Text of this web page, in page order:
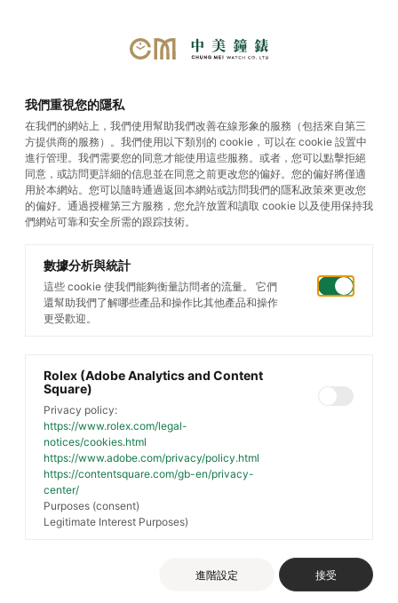
我們重視您的隱私
在我們的網站上，我們使用幫助我們改善在線形象的服務（包括來自第三
方提供商的服務）。我們使用以下類別的 cookie，可以在 cookie 設置中
進行管理。我們需要您的同意才能使用這些服務。或者，您可以點擊拒絕
同意，或訪問更詳細的信息並在同意之前更改您的偏好。您的偏好將僅適
用於本網站。您可以隨時通過返回本網站或訪問我們的隱私政策來更改您
的偏好。通過授權第三方服務，您允許放置和讀取 cookie 以及使用保持我
們網站可靠和安全所需的跟踪技術。
數據分析與統計
這些 cookie 使我們能夠衡量訪問者的流量。 它們
還幫助我們了解哪些產品和操作比其他產品和操作
更受歡迎。
Rolex (Adobe Analytics and Content
Square)
Privacy policy:
https://www.rolex.com/legal-
notices/cookies.html
https://www.adobe.com/privacy/policy.html
https://contentsquare.com/gb-en/privacy-
center/
Purposes (consent)
Legitimate Interest Purposes)
進階設定 接受